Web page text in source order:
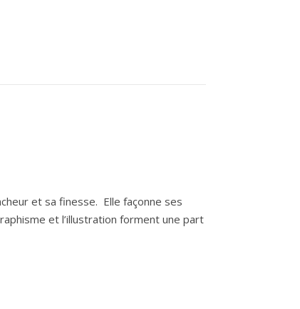
et sa finesse. Elle façonne ses
et l’illustration forment une part